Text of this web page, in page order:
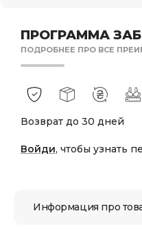
ПРОГРАММА
ПОДРОБНЕЕ ПРО ВСЕ
Возврат до 30 дней
Войди, чтобы узнать
Информация про